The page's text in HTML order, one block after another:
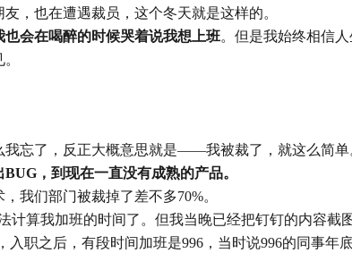
，也在遭遇裁员，这个冬天就是这样的。
也会在喝醉的时候哭着说我想上班。但是我始终相信
忘了，反正大概意思就是——我被裁了，就这么简单
，到现在一直没有成熟的产品。
我们部门被裁掉了差不多70%。
算我加班的时间了。但我当晚已经把钉钉的内容截图
职之后，有段时间加班是996，当时说996的同事年